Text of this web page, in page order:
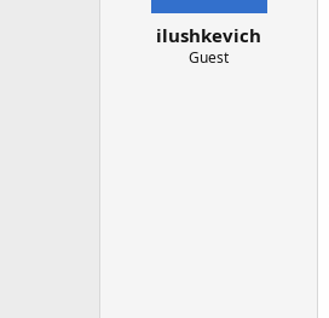
а
ilushkevich
Guest